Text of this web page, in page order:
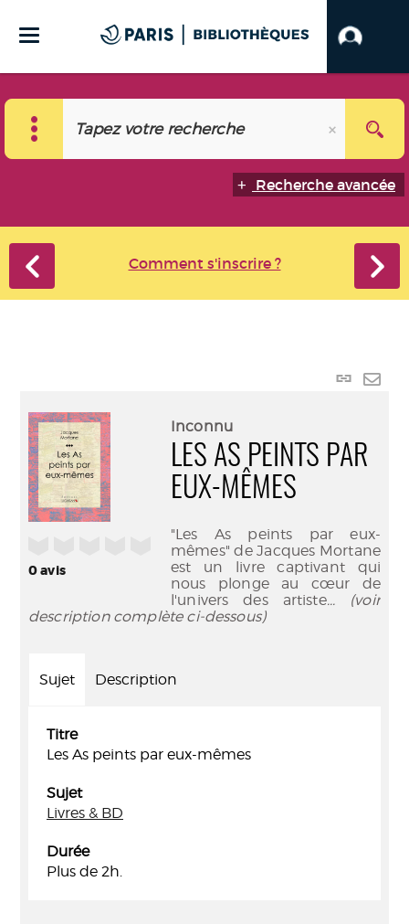
Recherche avancée
Comment s'inscrire ?
Lien
0avis
Inconnu
LES AS PEINTS PAR
EUX-MÊMES
"Les As peints par eux-
mêmes" de Jacques Mortane
est un livre captivant qui
nous plonge au cœur de
l'univers des artiste... (voir
description complète ci-dessous)
Sujet Description
Titre
Les As peints par eux-mêmes
Sujet
Livres & BD
Durée
Plus de 2h.